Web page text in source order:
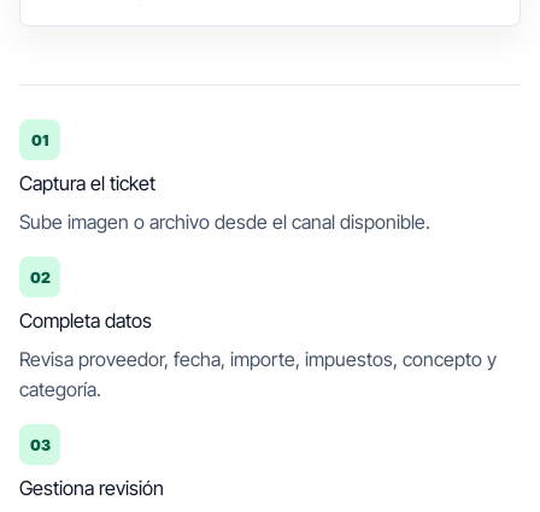
01
Captura el ticket
Sube imagen o archivo desde el canal disponible.
02
Completa datos
Revisa proveedor, fecha, importe, impuestos, concepto y
categoría.
03
Gestiona revisión